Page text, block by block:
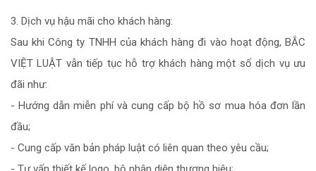
3. Dịch vụ hậu mãi cho khách hàng:
Sau khi Công ty TNHH của khách hàng đi vào hoạt động, BẮC
VIỆT LUẬT vẫn tiếp tục hỗ trợ khách hàng một số dịch vụ ưu
đãi như:
- Hướng dẫn miễn phí và cung cấp bộ hồ sơ mua hóa đơn lần
đầu;
- Cung cấp văn bản pháp luật có liên quan theo yêu cầu;